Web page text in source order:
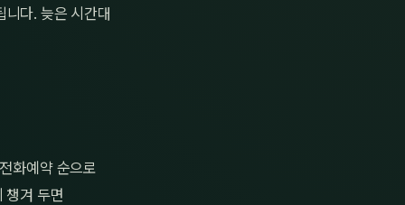
다. 늦은 시간대
화예약 순으로
챙겨 두면